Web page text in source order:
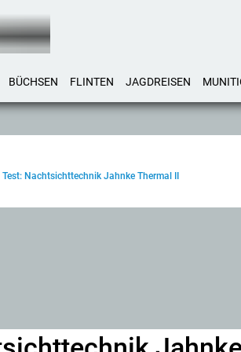
BÜCHSEN FLINTEN JAGDREISEN
Test: Nachtsichttechnik Jahnke Thermal II